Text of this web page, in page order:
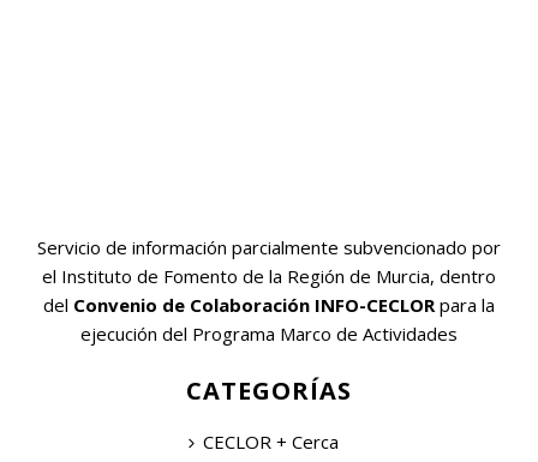
Servicio de información parcialmente subvencionado por
el Instituto de Fomento de la Región de Murcia, dentro
del Convenio de Colaboración INFO-CECLOR para la
ejecución del Programa Marco de Actividades
CATEGORÍAS
CECLOR + Cerca